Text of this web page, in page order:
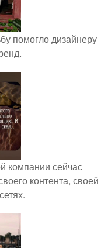
помогло дизайнеру
компании сейчас
контента, своей